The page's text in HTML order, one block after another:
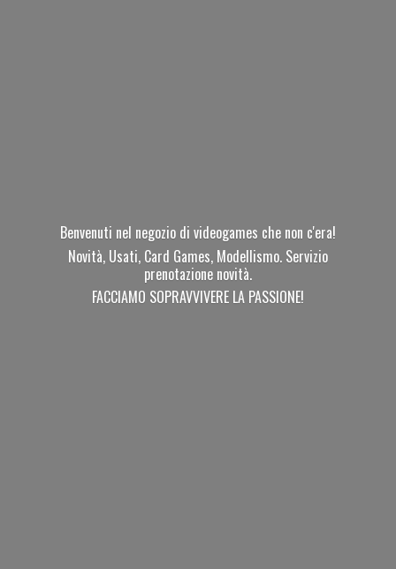
Benvenuti nel negozio di videogames che non c'era!
Novità, Usati, Card Games, Modellismo. Servizio
prenotazione novità.
FACCIAMO SOPRAVVIVERE LA PASSIONE!